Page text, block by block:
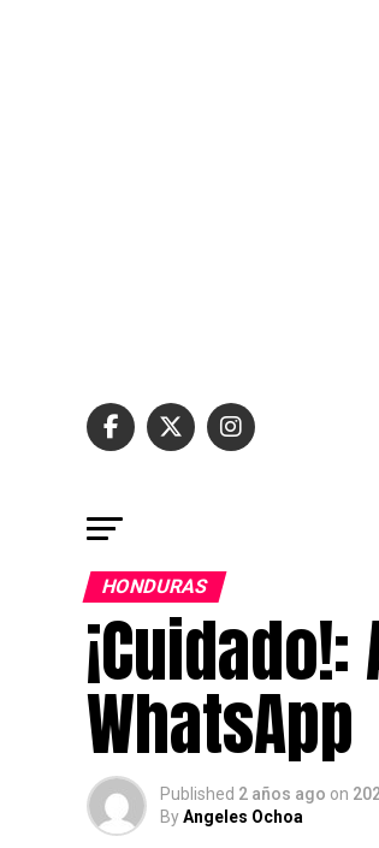
HONDURAS
WhatsApp
Published 2 años ago on
ByAngeles Ochoa